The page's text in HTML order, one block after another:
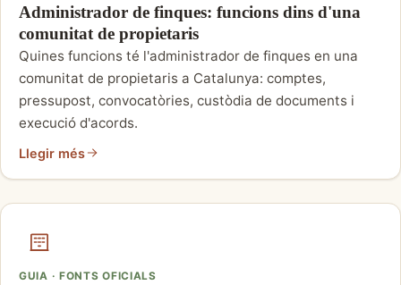
Administrador de finques: funcions dins d'una
comunitat de propietaris
Quines funcions té l'administrador de finques en una
comunitat de propietaris a Catalunya: comptes,
pressupost, convocatòries, custòdia de documents i
execució d'acords.
Llegir més
GUIA · FONTS OFICIALS